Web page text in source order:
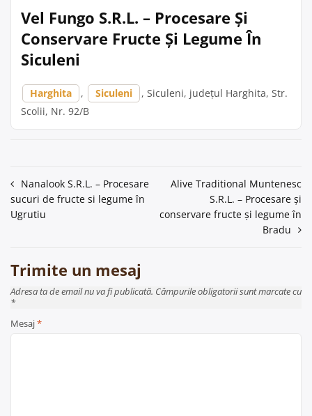
Vel Fungo S.R.L. – Procesare Și
Conservare Fructe Și Legume În
Siculeni
Harghita , Siculeni
, Siculeni, județul Harghita, Str.
Scolii, Nr. 92/B
Navigare
în
Nanalook S.R.L. – Procesare
sucuri de fructe si legume în
Ugrutiu
Alive Traditional Muntenesc
S.R.L. – Procesare și
conservare fructe și legume în
Bradu
Trimite un mesaj
Adresa ta de email nu va fi publicată. Câmpurile obligatorii sunt marcate cu
*
Mesaj*